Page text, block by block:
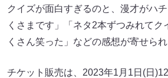
クイズが面白すぎるのと、漫才がハ
くさまです」「ネタ2本ずつみれてク
くさん笑った」などの感想が寄せられ
チケット販売は、2023年1月1日(日